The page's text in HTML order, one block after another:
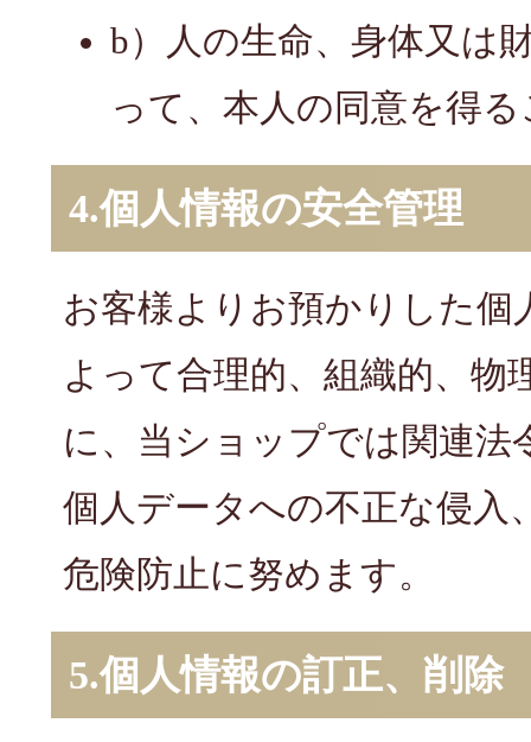
b）人の生命、身体又は
って、本人の同意を得
4.個人情報の安全管理
お客様よりお預かりした個
よって合理的、組織的、物
に、当ショップでは関連
個人データへの不正な侵入
危険防止に努めます。
5.個人情報の訂正、削除